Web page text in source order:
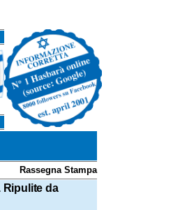
Rassegna Stampa
Ripulite da